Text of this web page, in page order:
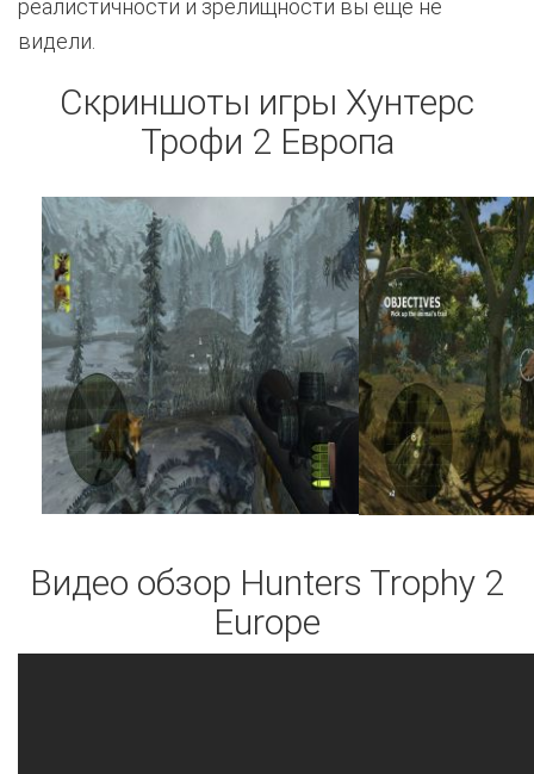
реалистичности и зрелищности вы ещё не
видели.
Скриншоты игры Хунтерс
Трофи 2 Европа
Видео обзор Hunters Trophy 2
Europe